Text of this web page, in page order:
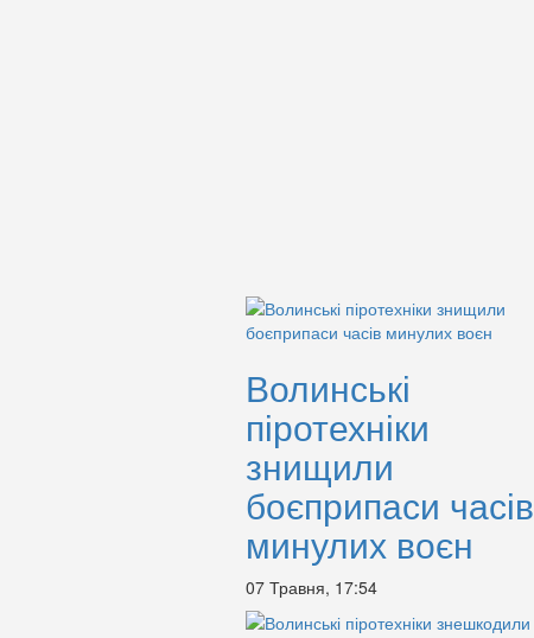
Волинські
піротехніки
знищили
боєприпаси часів
минулих воєн
07 Травня, 17:54